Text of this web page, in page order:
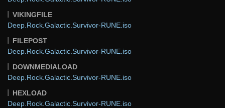
VIKINGFILE
Deep.Rock.Galactic.Survivor-RUNE.iso
FILEPOST
Deep.Rock.Galactic.Survivor-RUNE.iso
DOWNMEDIALOAD
Deep.Rock.Galactic.Survivor-RUNE.iso
HEXLOAD
Deep.Rock.Galactic.Survivor-RUNE.iso